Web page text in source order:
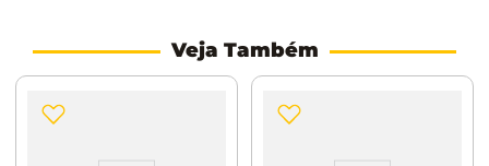
Veja Também